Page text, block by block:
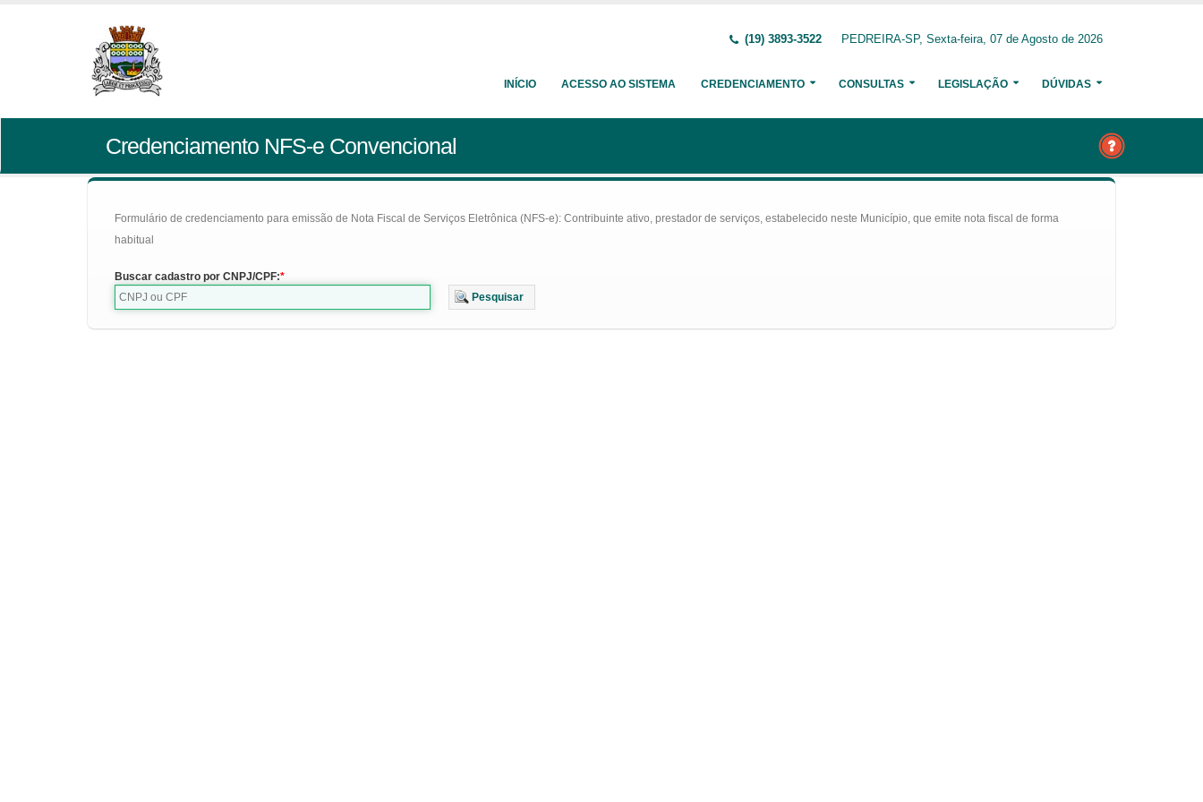
(19) 3893-3522 PEDREIRA-SP, Sexta-feira, 07 de Agosto de 2026
INÍCIO ACESSO AO SISTEMA CREDENCIAMENTO CONSULTAS LEGISLAÇÃO DÚVIDAS
Credenciamento NFS-e Convencional
Formulário de credenciamento para emissão de Nota Fiscal de Serviços Eletrônica (NFS-e): Contribuinte ativo, prestador de serviços, estabelecido neste Município, que emite nota fiscal de forma
habitual
Buscar cadastro por CNPJ/CPF:
Pesquisar